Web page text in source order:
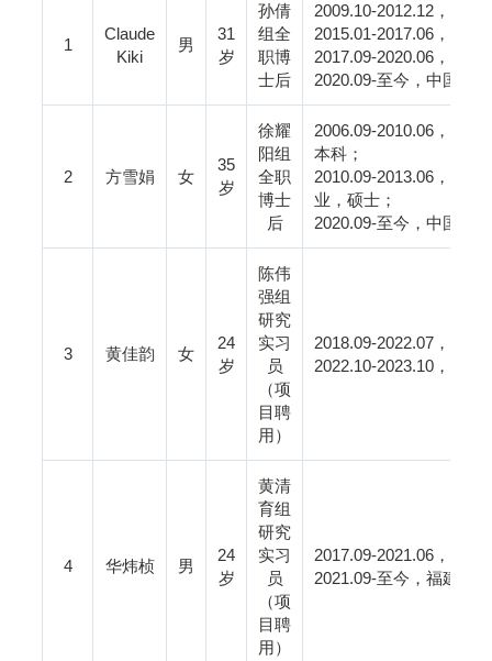
1
Claude
Kiki
男
31
岁
孙倩
组全
职博
士后
2009.10-2012.12 ，
2015.01-2017.06 ，
2017.09-2020.06 ，中
2020.09-至今，中国科
2 方雪娟 女
35
岁
徐耀
阳组
全职
博士
后
2006.09-2010.06 ，中
本科；
2010.09-2013.06 ，中
业，硕士；
2020.09-至今，中国科
3 黄佳韵 女
24
岁
陈伟
强组
研究
实习
员
（项
目聘
用）
2018.09-2022.07 ，西
2022.10-2023.10 ，帝
4 华炜桢 男
24
岁
黄清
育组
研究
实习
员
（项
目聘
用）
2017.09-2021.06 ，福
2021.09-至今，福建医